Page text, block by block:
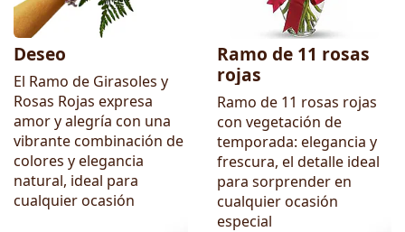
Deseo
El Ramo de Girasoles y
Rosas Rojas expresa
amor y alegría con una
vibrante combinación de
colores y elegancia
natural, ideal para
cualquier ocasión
Ramo de 11 rosas
rojas
Ramo de 11 rosas rojas
con vegetación de
temporada: elegancia y
frescura, el detalle ideal
para sorprender en
cualquier ocasión
especial